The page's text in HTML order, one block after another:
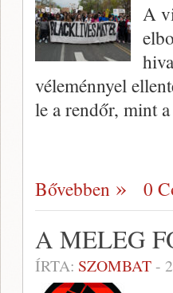
A
véleménnyel
le a rendőr, mint
Bővebben 0
A MELEG
ÍRTA: SZOMBAT-